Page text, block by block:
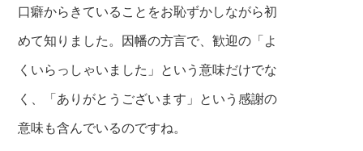
口癖からきていることをお恥ずかしながら初
めて知りました。 因幡の方言で、歓迎の「よ
くいらっしゃいました」という意味だけでな
く、
「ありがとうございます」という感謝の
意味も含んでいるのですね。